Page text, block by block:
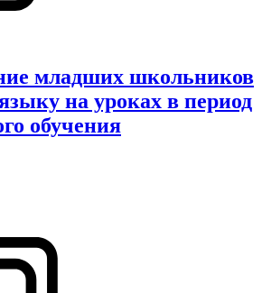
младших школьников
на уроках в период
обучения